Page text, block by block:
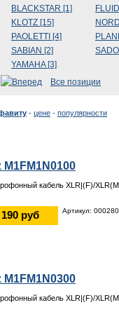
BLACKSTAR [1]
KLOTZ [15]
PAOLETTI [4]
SABIAN [2]
YAMAHA [3]
Все позиции
- цене - популярности
M1FM1N0100
кабель XLR|(F)/
руб Артикул:
M1FM1N0300
кабель XLR|(F)/